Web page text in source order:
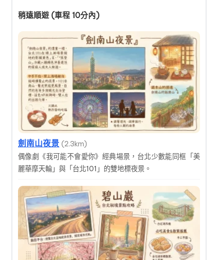
稍遠順遊 (車程 10分內)
劍南山夜景 (2.3km)
偶像劇《我可能不會愛你》經典場景，台北少數能同框「美
麗華摩天輪」與「台北101」的雙地標夜景。